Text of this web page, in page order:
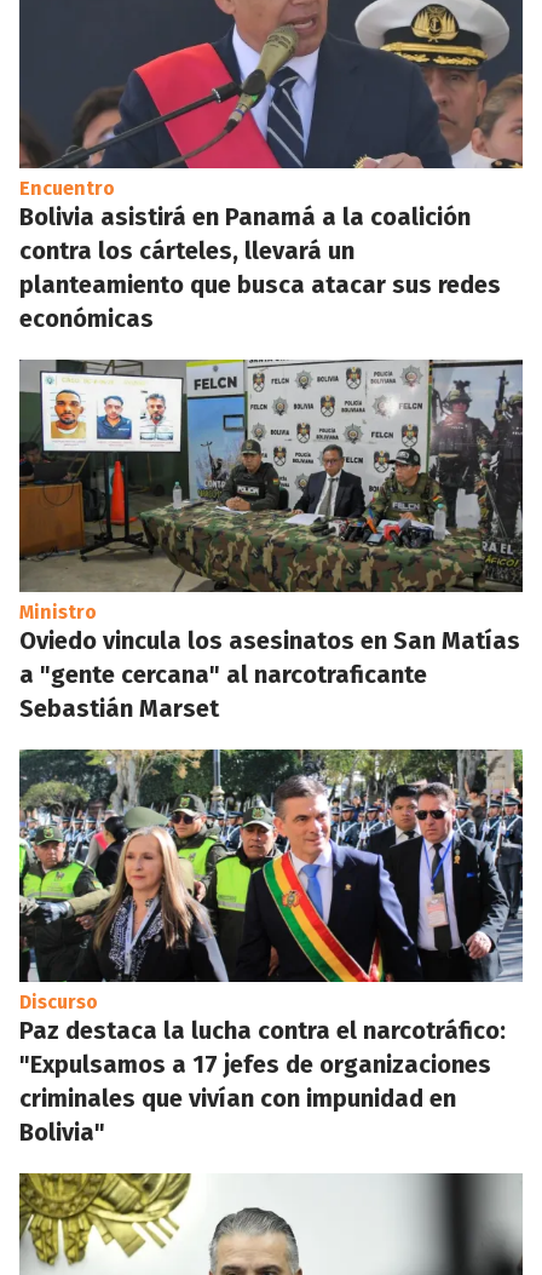
Encuentro
Bolivia asistirá en Panamá a la coalición
contra los cárteles, llevará un
planteamiento que busca atacar sus redes
económicas
Ministro
Oviedo vincula los asesinatos en San Matías
a "gente cercana" al narcotraficante
Sebastián Marset
Discurso
Paz destaca la lucha contra el narcotráfico:
"Expulsamos a 17 jefes de organizaciones
criminales que vivían con impunidad en
Bolivia"